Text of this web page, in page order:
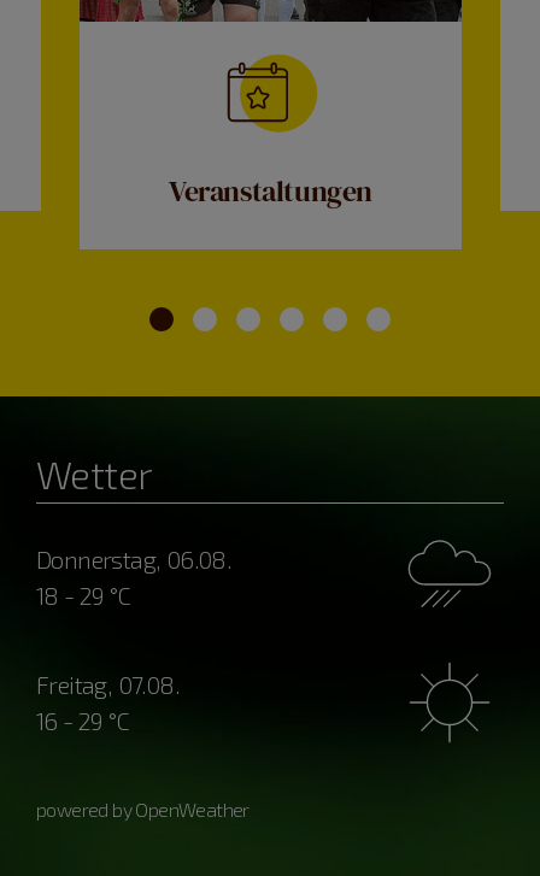
Veranstaltungen
Wetter
Donnerstag, 06.08.
18 - 29 °C
Freitag, 07.08.
16 - 29 °C
powered by OpenWeather